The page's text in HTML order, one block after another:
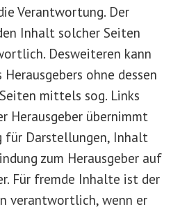
Verantwortung. Der
Inhalt solcher Seiten
Desweiteren kann
ohne dessen
mittels sog. Links
Herausgeber übernimmt
für Darstellungen, Inhalt
zum Herausgeber auf
Für fremde Inhalte ist der
verantwortlich, wenn er